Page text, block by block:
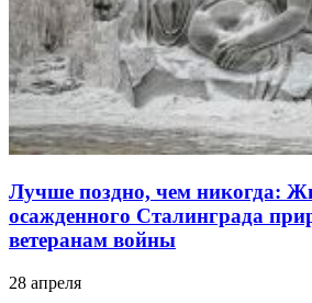
Лучше поздно, чем никогда:
осажденного Сталинграда
ветеранам войны
28 апреля